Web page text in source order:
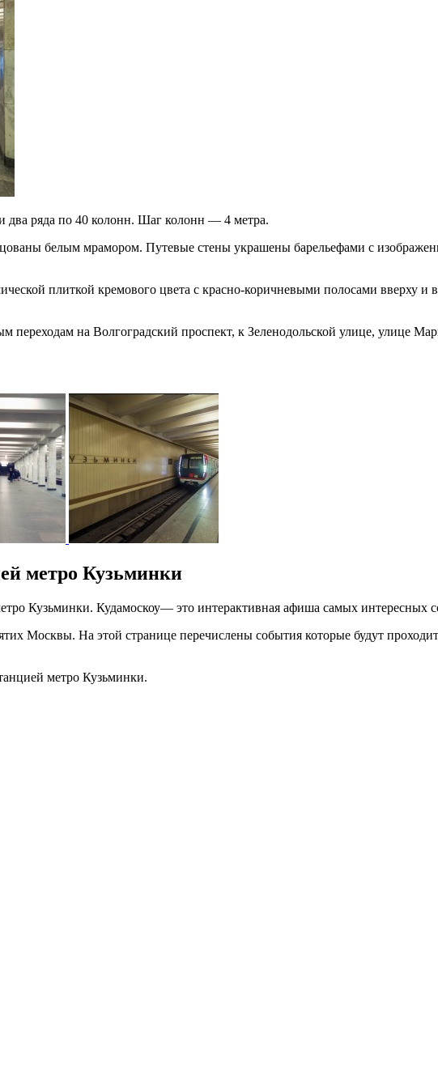
два ряда по 40 колонн. Шаг колонн — 4 метра.
белым мрамором. Путевые стены украшены барельефами с
плиткой кремового цвета с красно-коричневыми полосами вверху и
на Волгоградский проспект, к Зеленодольской улице, улице
метро Кузьминки
Кузьминки. Кудамоскоу— это интерактивная афиша самых интересных
Москвы. На этой странице перечислены события которые будут
метро Кузьминки.